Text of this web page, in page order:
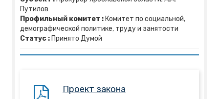
Путилов
Профильный комитет : Комитет по социальной,
демографической политике, труду и занятости
Статус : Принято Думой
Проект закона